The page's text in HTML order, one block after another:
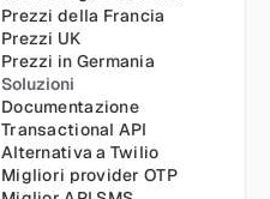
Prezzi della Francia
Prezzi UK
Prezzi in Germania
Soluzioni
Documentazione
Transactional API
Alternativa a Twilio
Migliori provider OTP